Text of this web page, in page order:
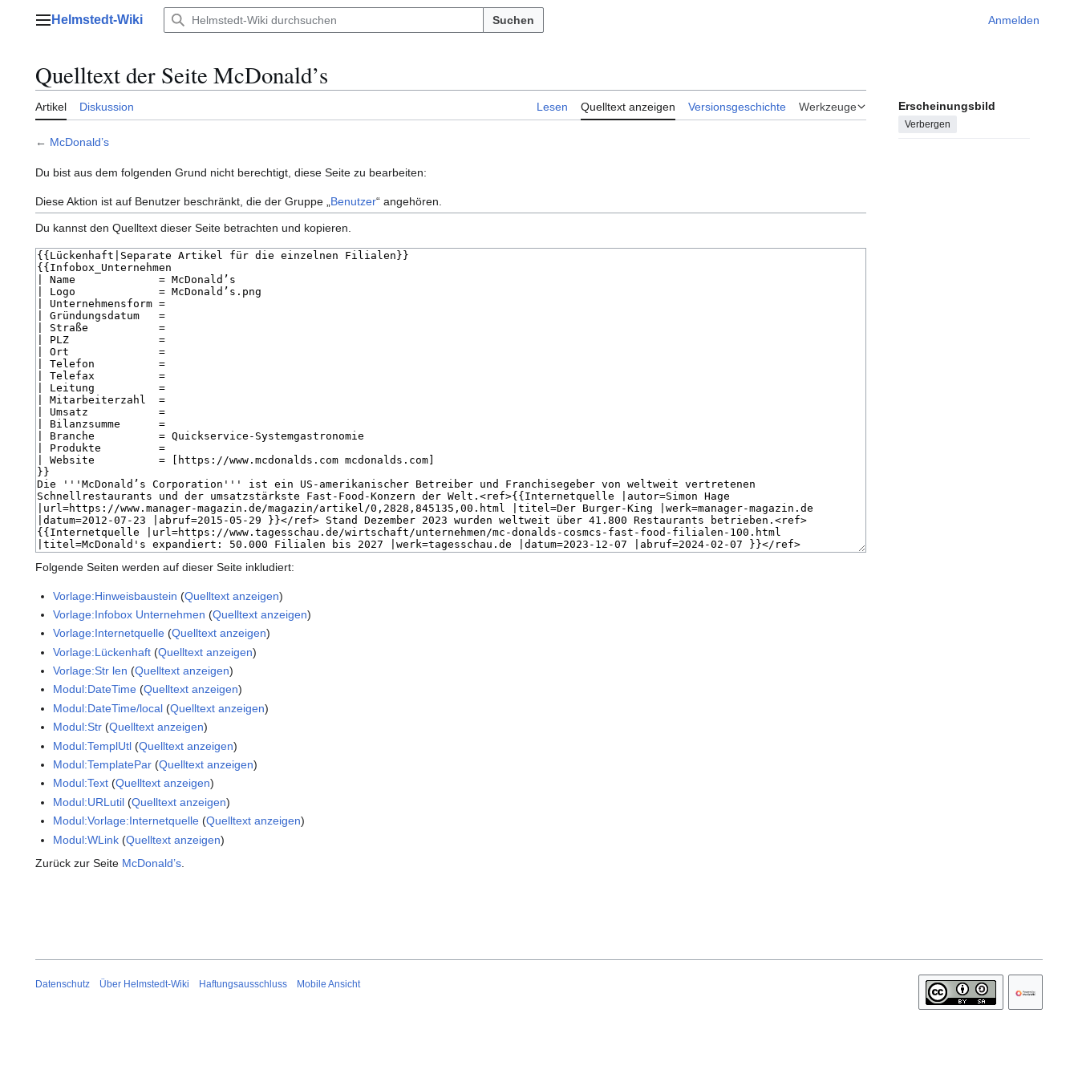
Hauptmenü
Helmstedt-Wiki Suchen Anmelden
Quelltext der Seite McDonald’s
Artikel Diskussion Lesen Quelltext anzeigen Versionsgeschichte Werkzeuge Erscheinungsbild
Verbergen
← McDonald’s
Du bist aus dem folgenden Grund nicht berechtigt, diese Seite zu bearbeiten:
Diese Aktion ist auf Benutzer beschränkt, die der Gruppe „ Benutzer“ angehören.
Du kannst den Quelltext dieser Seite betrachten und kopieren.
Folgende Seiten werden auf dieser Seite inkludiert:
Vorlage:Hinweisbaustein (Quelltext anzeigen)
Vorlage:Infobox Unternehmen (Quelltext anzeigen)
Vorlage:Internetquelle (Quelltext anzeigen)
Vorlage:Lückenhaft (Quelltext anzeigen)
Vorlage:Str len (Quelltext anzeigen)
Modul:DateTime (Quelltext anzeigen)
Modul:DateTime/local (Quelltext anzeigen)
Modul:Str (Quelltext anzeigen)
Modul:TemplUtl (Quelltext anzeigen)
Modul:TemplatePar (Quelltext anzeigen)
Modul:Text (Quelltext anzeigen)
Modul:URLutil (Quelltext anzeigen)
Modul:Vorlage:Internetquelle (Quelltext anzeigen)
Modul:WLink (Quelltext anzeigen)
Zurück zur Seite McDonald’s
Datenschutz Über Helmstedt-Wiki Haftungsausschluss Mobile Ansicht